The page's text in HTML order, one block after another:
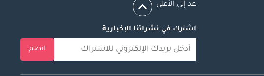
عد إلى الأعلى
اشترك في نشراتنا الإخبارية
انضم